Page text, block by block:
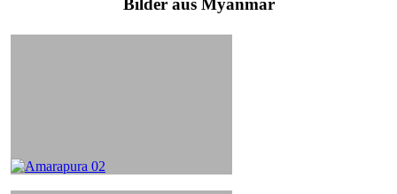
Bilder aus Myanmar